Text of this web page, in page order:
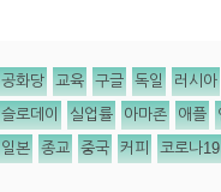
공화당 교육 구글 독일 러시아
슬로데이 실업률 아마존 애플
일본 종교 중국 커피 코로나19